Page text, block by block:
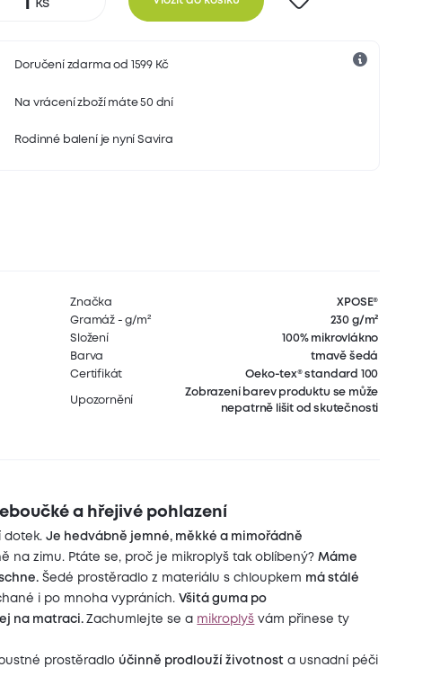
Doručení zdarma od 1599 Kč
Na vrácení zboží máte 50 dní
Rodinné balení je nyní Savira
Značka
XPOSE®
Gramáž - g/m²
230 g/m²
Složení
100% mikrovlákno
Barva
tmavě šedá
Certifikát
Oeko-tex® standard 100
Upozornění
Zobrazení barev produktu se může
nepatrně lišit od skutečnosti
a hřejivé pohlazení
dotek.Je hedvábně jemné, měkké a mimořádně
na zimu. Ptáte se, proč je mikroplyš tak oblíbený?Máme
Šedé prostěradlo z materiálu s chloupkem má stálé
i po mnoha vypráních.Všitá guma po
na matraci. Zachumlejte se a mikroplyš vám přinese ty
prostěradlo účinně prodlouží životnost a usnadní péči